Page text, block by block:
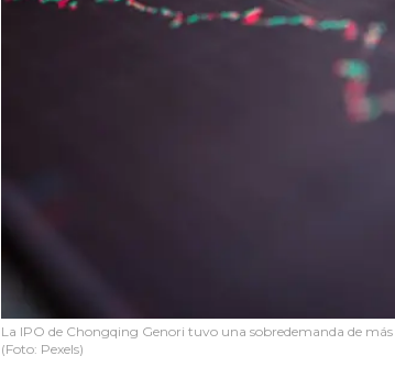
La IPO de Chongqing Genori tuvo una sobredemanda de
(Foto: Pexels)